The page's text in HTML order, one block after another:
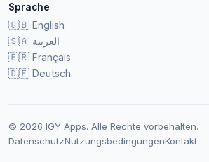
Sprache
🇬🇧 English
🇸🇦 العربية
🇫🇷 Français
🇩🇪 Deutsch
© 2026 IGY Apps. Alle Rechte vorbehalten.
DatenschutzNutzungsbedingungenKontakt